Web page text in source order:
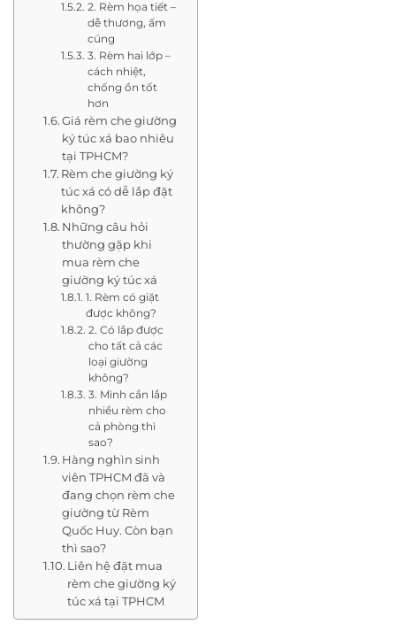
2. Rèm họa tiết –
dễ thương, ấm
cúng
3. Rèm hai lớp –
cách nhiệt,
chống ồn tốt
hơn
Giá rèm che giường
ký túc xá bao nhiêu
tại TPHCM?
Rèm che giường ký
túc xá có dễ lắp đặt
không?
Những câu hỏi
thường gặp khi
mua rèm che
giường ký túc xá
1. Rèm có giặt
được không?
2. Có lắp được
cho tất cả các
loại giường
không?
3. Mình cần lắp
nhiều rèm cho
cả phòng thì
sao?
Hàng nghìn sinh
viên TPHCM đã và
đang chọn rèm che
giường từ Rèm
Quốc Huy. Còn bạn
thì sao?
Liên hệ đặt mua
rèm che giường ký
túc xá tại TPHCM